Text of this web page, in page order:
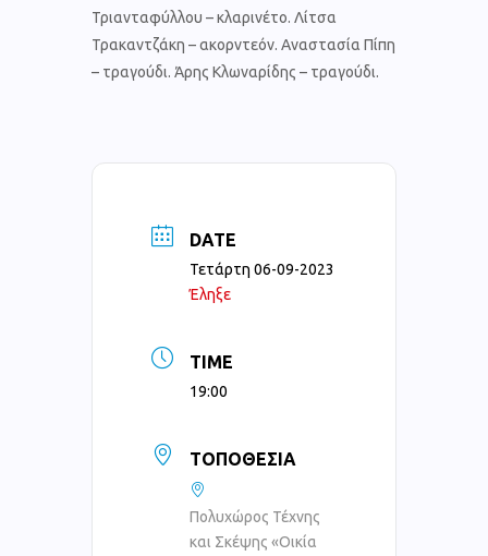
Τριανταφύλλου – κλαρινέτο. Λίτσα
Τρακαντζάκη – ακορντεόν. Αναστασία Πίπη
– τραγούδι. Άρης Κλωναρίδης – τραγούδι.
DATE
Τετάρτη 06-09-2023
Έληξε
TIME
19:00
ΤΟΠΟΘΕΣΊΑ
Πολυχώρος Τέχνης
και Σκέψης «Οικία